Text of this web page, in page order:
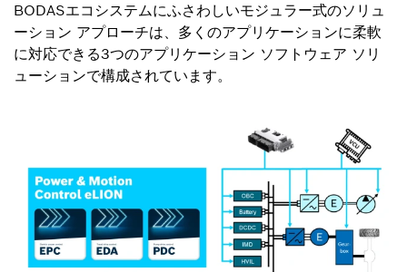
BODASエコシステムにふさわしいモジュラー式のソリュ
ーション アプローチは、多くのアプリケーションに柔軟
に対応できる3つのアプリケーション ソフトウェア ソリ
ューションで構成されています。